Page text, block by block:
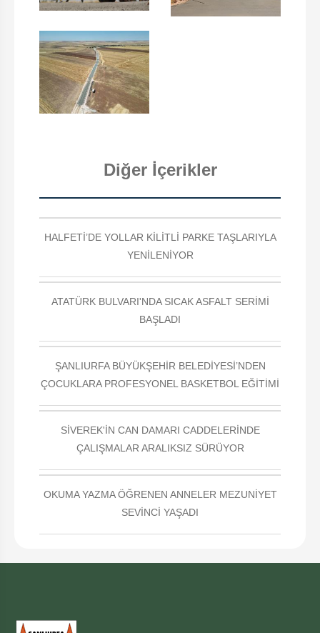
Diğer İçerikler
HALFETİ’DE YOLLAR KİLİTLİ PARKE TAŞLARIYLA
YENİLENİYOR
ATATÜRK BULVARI'NDA SICAK ASFALT SERİMİ
BAŞLADI
ŞANLIURFA BÜYÜKŞEHİR BELEDİYESİ’NDEN
ÇOCUKLARA PROFESYONEL BASKETBOL EĞİTİMİ
SİVEREK'İN CAN DAMARI CADDELERİNDE
ÇALIŞMALAR ARALIKSIZ SÜRÜYOR
OKUMA YAZMA ÖĞRENEN ANNELER MEZUNİYET
SEVİNCİ YAŞADI